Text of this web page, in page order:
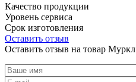
Качество продукции
Уровень сервиса
Срок изготовления
Оставить отзыв
Оставить отзыв на товар Муркл